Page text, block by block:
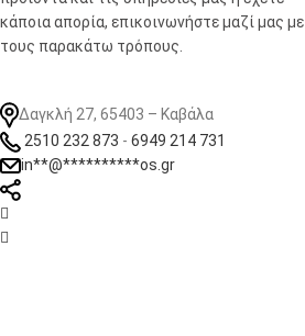
κάποια απορία, επικοινωνήστε μαζί μας με
τους παρακάτω τρόπους.
Δαγκλή 27, 65403 – Καβάλα
2510 232 873 - 6949 214 731
in**@**********os.gr

